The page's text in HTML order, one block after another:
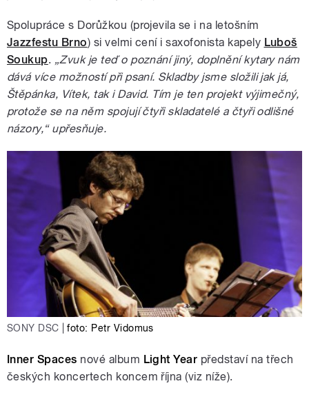
Spolupráce s Dorůžkou (projevila se i na letošním
Jazzfestu Brno) si velmi cení i saxofonista kapely Luboš
Soukup. „Zvuk je teď o poznání jiný, doplnění kytary nám
dává více možností při psaní. Skladby jsme složili jak já,
Štěpánka, Vítek, tak i David. Tím je ten projekt výjimečný,
protože se na něm spojují čtyři skladatelé a čtyři odlišné
názory,“ upřesňuje.
SONY DSC foto: Petr Vidomus
Inner Spaces nové album Light Year představí na třech
českých koncertech koncem října (viz níže).